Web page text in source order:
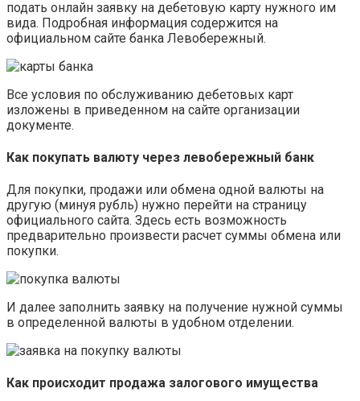
подать онлайн заявку на дебетовую карту нужного им
вида. Подробная информация содержится на
официальном сайте банка Левобережный.
Все условия по обслуживанию дебетовых карт
изложены в приведенном на сайте организации
документе.
Как покупать валюту через левобережный банк
Для покупки, продажи или обмена одной валюты на
другую (минуя рубль) нужно перейти на страницу
официального сайта. Здесь есть возможность
предварительно произвести расчет суммы обмена или
покупки.
И далее заполнить заявку на получение нужной суммы
в определенной валюты в удобном отделении.
Как происходит продажа залогового имущества